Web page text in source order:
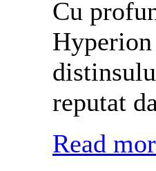
Cu
reputat
Read